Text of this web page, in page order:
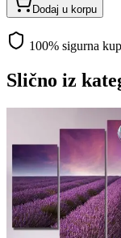
Dodaj u korpu
100% sigurna
Slično iz